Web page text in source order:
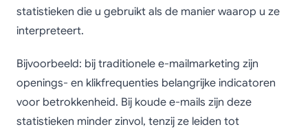
statistieken die u gebruikt als de manier waarop u ze
interpreteert.
Bijvoorbeeld: bij traditionele e-mailmarketing zijn
openings- en klikfrequenties belangrijke indicatoren
voor betrokkenheid. Bij koude e-mails zijn deze
statistieken minder zinvol, tenzij ze leiden tot